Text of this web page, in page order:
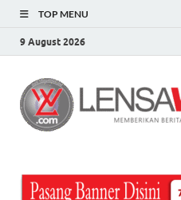
TOP MENU
9 August 2026